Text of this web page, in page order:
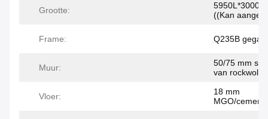
Grootte:
((Kan
Frame: Q235B
Muur:
50/75 mm
van rockwol
Vloer:
18 mm
MGO/